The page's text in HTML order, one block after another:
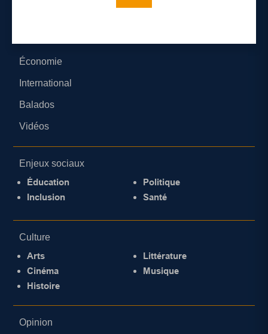
Économie
International
Balados
Vidéos
Enjeux sociaux
Éducation
Inclusion
Politique
Santé
Culture
Arts
Cinéma
Histoire
Littérature
Musique
Opinion